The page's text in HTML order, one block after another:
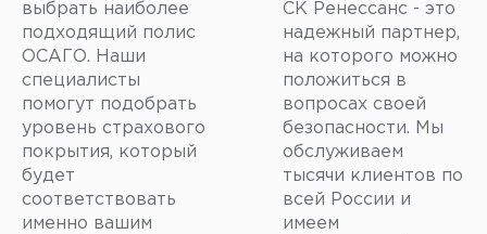
выбрать наиболее
подходящий полис
ОСАГО. Наши
специалисты
помогут подобрать
уровень страхового
покрытия, который
будет
соответствовать
именно вашим
СК Ренессанс - это
надежный партнер,
на которого можно
положиться в
вопросах своей
безопасности. Мы
обслуживаем
тысячи клиентов по
всей России и
имеем